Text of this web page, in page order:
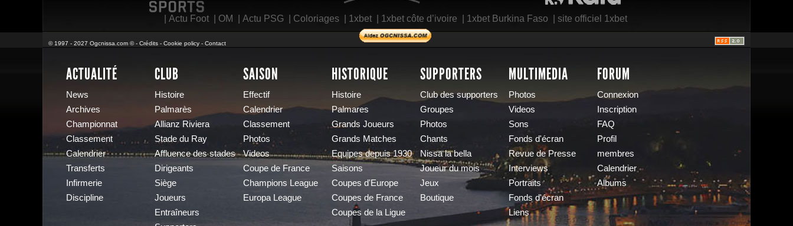
Actu Foot| OM Actu PSG| Coloriages| 1xbet| 1xbet côte d’ivoire 1xbet Burkina Faso site officiel 1xbet
© 1997 - 2027 Ogcnissa.com © - Crédits - Cookie policy - Contact
ACTUALITÉ
News
Archives
Championnat
Classement
Calendrier
Transferts
Infirmerie
Discipline
CLUB
Histoire
Palmarès
Allianz Riviera
Stade du Ray
Affluence des stades
Dirigeants
Siège
Joueurs
Entraîneurs
SAISON
Effectif
Calendrier
Classement
Photos
Videos
Coupe de France
Champions League
Europa League
HISTORIQUE
Histoire
Palmares
Grands Joueurs
Grands Matches
Equipes depuis 1930
Saisons
Coupes d'Europe
Coupes de France
Coupes de la Ligue
SUPPORTERS
Club des supporters
Groupes
Photos
Chants
Nissa la bella
Joueur du mois
Jeux
Boutique
MULTIMEDIA
Photos
Videos
Sons
Fonds d'écran
Revue de Presse
Interviews
Portraits
Fonds d'écran
Liens
FORUM
Connexion
Inscription
FAQ
Profil
membres
Calendrier
Albums